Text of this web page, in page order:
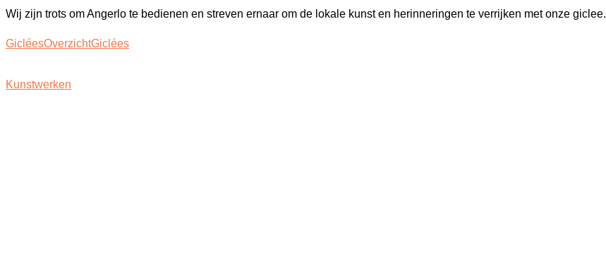
Wij zijn trots om Angerlo te bedienen en streven ernaar om de lokale kunst en herinneringen te verrijken met onze giclee.
GicléesOverzichtGiclées
Kunstwerken